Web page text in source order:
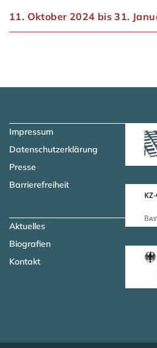
11. Oktober 2024 bis 31.
Impressum
Datenschutzerklärung
Presse
Barrierefreiheit
Aktuelles
Biografien
Kontakt